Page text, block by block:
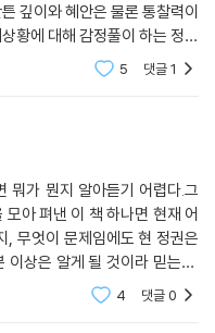
깊이와 혜안은 물론 통찰력이
황에 대해 감정풀이 하는 정도
성을 얘기) 가까운 책중에서
5 댓글1
뭐가 뭔지 알아듣기 어렵다.그
아 펴낸 이 책 하나면 현재 어
, 무엇이 문제임에도 현 정권은
상은 알게 될 것이라 믿는다.
방향성에 대해서는 누구나 알
4 댓글0